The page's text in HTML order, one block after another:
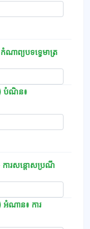
ាព្យបទទ្វេមាត្រ
) បំណិន៖
ការសន្ដោសប្រណី
អំណាន៖ ការ